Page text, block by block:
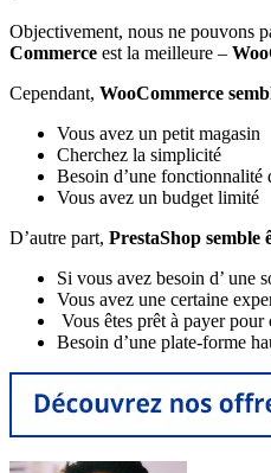
Objectivement, nous ne pouvons
Commerce est la meilleure –
Cependant, WooCommerce
Vous avez un petit magasin
Cherchez la simplicité
Besoin d’une fonctionnalité
Vous avez un budget limité
D’autre part, PrestaShop semble
Si vous avez besoin d’ une
Vous avez une certaine
Vous êtes prêt à payer
Besoin d’une plate-forme